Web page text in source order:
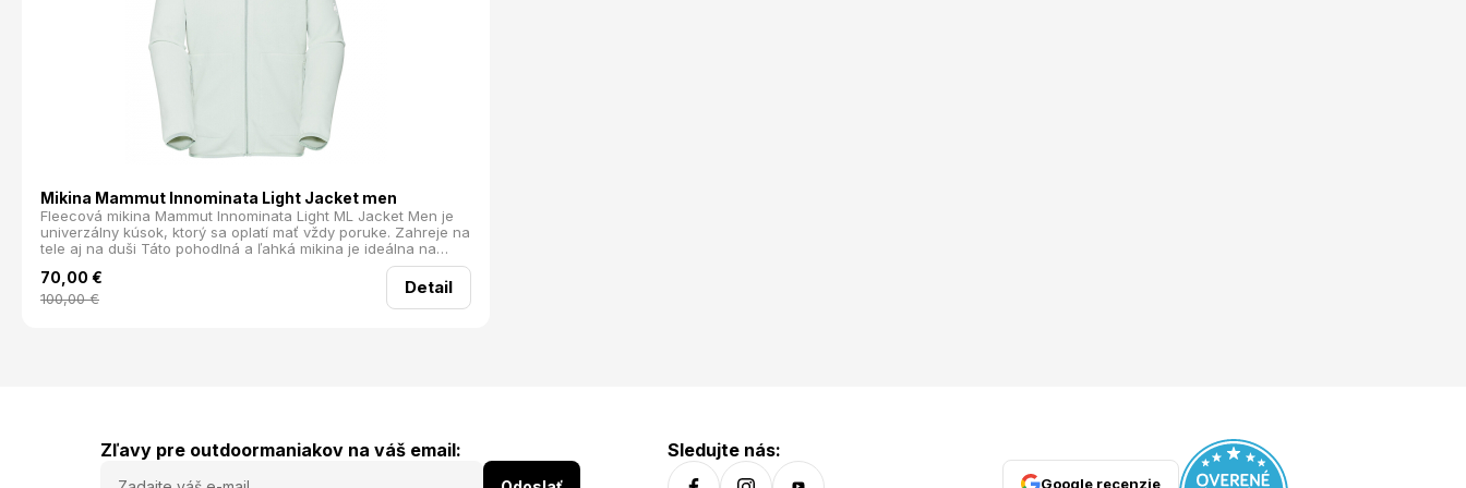
Mikina Mammut Innominata Light Jacket men
Fleecová mikina Mammut Innominata Light ML Jacket Men je
univerzálny kúsok, ktorý sa oplatí mať vždy poruke. Zahreje na
tele aj na duši Táto pohodlná a ľahká mikina je ideálna na
celoročné využitie. Skvele poslúži počas chladnejších letných
večerov alebo ako druhá vrstva pod nepremokavú bundu.
Vyrobená je z recyklovaného polyesteru – takže vás
nezahreje len jej materiál, ale aj dobrý pocit z udržateľnosti.
70,00 €
100,00€
Detail
Zľavy pre outdoormaniakov na váš email: Sledujte nás:
Google recenzie